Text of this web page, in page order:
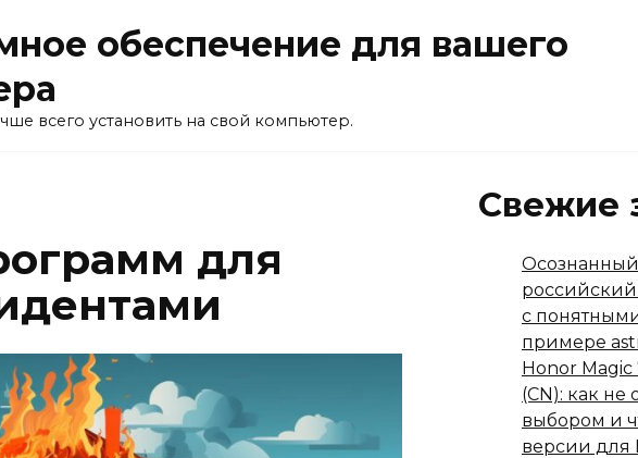
обеспечение для вашего
всего установить на свой компьютер.
для
Свежие
с
примере
Honor
(CN): как не
выбором и
версии для